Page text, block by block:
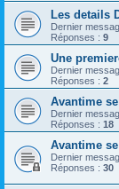
Les details
Dernier
Réponses : 9
Une
Dernier
Réponses : 2
Avantime
Dernier
Réponses : 18
Avantime
Dernier
Réponses : 30